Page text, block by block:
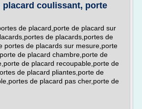
placard coulissant, porte
de placard,porte de placard sur
de placards,portes de
portes de placards sur mesure,porte
de placard chambre,porte de
de placard recoupable,porte de
de placard pliantes,porte de
de placard pas cher,porte de